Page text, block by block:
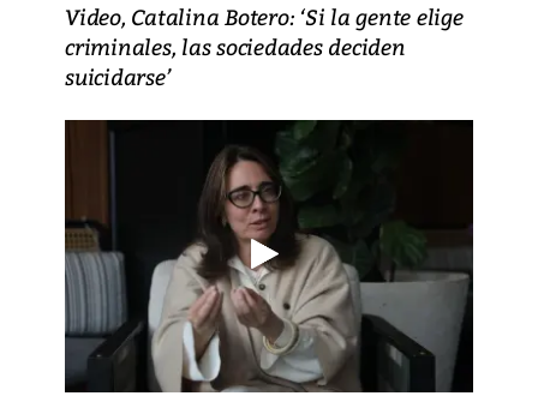
Video, Catalina Botero: ‘Si la gente elige
criminales, las sociedades deciden
suicidarse’